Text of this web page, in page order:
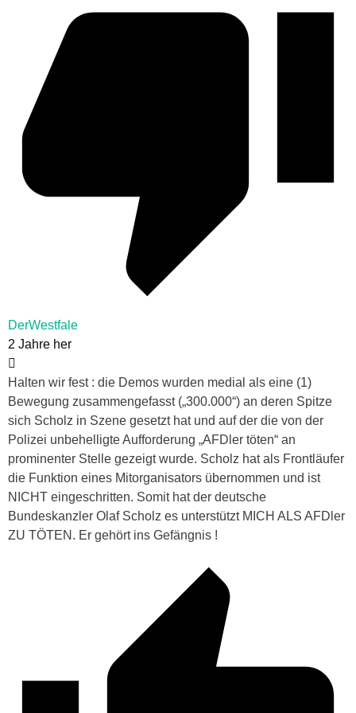
DerWestfale
2 Jahre her
Halten wir fest : die Demos wurden medial als eine (1)
Bewegung zusammengefasst („300.000“) an deren Spitze
sich Scholz in Szene gesetzt hat und auf der die von der
Polizei unbehelligte Aufforderung „AFDler töten“ an
prominenter Stelle gezeigt wurde. Scholz hat als Frontläufer
die Funktion eines Mitorganisators übernommen und ist
NICHT eingeschritten. Somit hat der deutsche
Bundeskanzler Olaf Scholz es unterstützt MICH ALS AFDler
ZU TÖTEN. Er gehört ins Gefängnis !